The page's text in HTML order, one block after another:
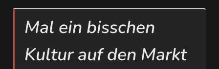
Mal ein bisschen
Kultur auf den Markt